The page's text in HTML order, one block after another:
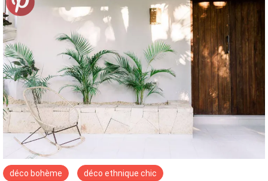
déco bohème déco ethnique chic